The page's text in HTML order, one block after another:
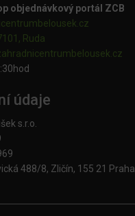
objednávkový portál ZCB
Ruda
cz
údaje
s.r.o.
488/8, Zličín, 155 21 Praha